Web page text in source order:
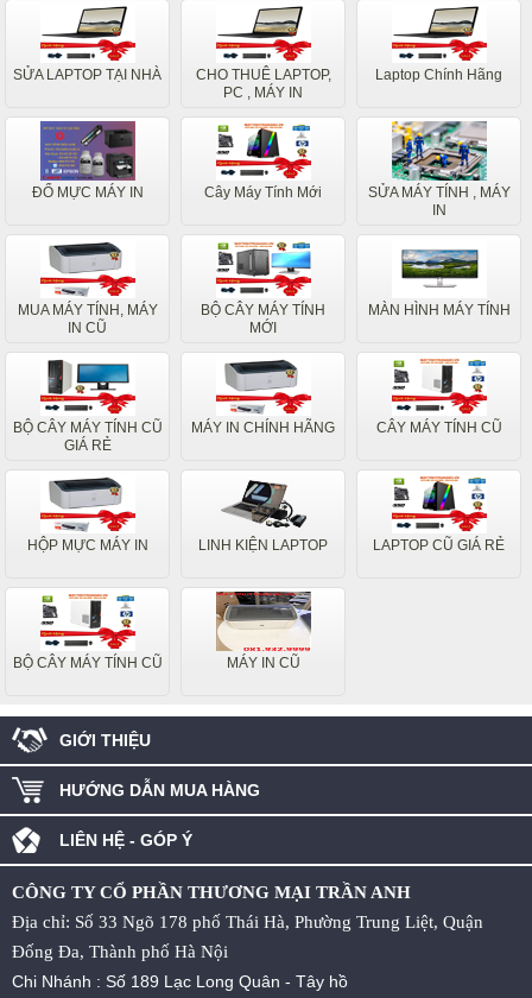
SỬA LAPTOP TẠI NHÀ
CHO THUÊ LAPTOP,
PC , MÁY IN
Laptop Chính Hãng
ĐỔ MỰC MÁY IN Cây Máy Tính Mới
SỬA MÁY TÍNH , MÁY
IN
MUA MÁY TÍNH, MÁY
IN CŨ
BỘ CÂY MÁY TÍNH
MỚI
MÀN HÌNH MÁY TÍNH
BỘ CÂY MÁY TÍNH CŨ
GIÁ RẺ
MÁY IN CHÍNH HÃNG CÂY MÁY TÍNH CŨ
HỘP MỰC MÁY IN LINH KIỆN LAPTOP LAPTOP CŨ GIÁ RẺ
BỘ CÂY MÁY TÍNH CŨ MÁY IN CŨ
GIỚI THIỆU
HƯỚNG DẪN MUA HÀNG
LIÊN HỆ - GÓP Ý
CÔNG TY CỔ PHẦN THƯƠNG MẠI TRẦN ANH
Địa chỉ: Số 33 Ngõ 178 phố Thái Hà, Phường Trung Liệt, Quận
Đống Đa, Thành phố Hà Nội
Chi Nhánh : Số 189 Lạc Long Quân - Tây hồ